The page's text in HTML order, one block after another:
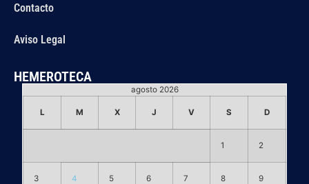
Contacto
Aviso Legal
HEMEROTECA
agosto 2026
L M X J V S D
1 2
3 4 5 6 7 8 9